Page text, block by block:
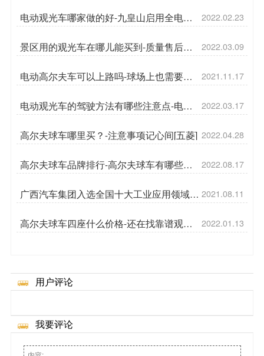
电动观光车哪家做的好-九皇山启用全电动
观光车[五菱]
2022.02.23
景区用的观光车在哪儿能买到-质量售后双
保障[五菱]
2022.03.09
电动高尔夫车可以上路吗-球场上也需要格
局[五菱]
2021.11.17
电动观光车的驾驶方法有哪些注意点-电动
观光车节能环保[五菱]
2022.03.17
高尔夫球车哪里买？-注意事项记心间[五菱] 2022.04.28
高尔夫球车品牌排行-高尔夫球车有哪些优
势呢[五菱]
2022.08.17
广西汽车集团入选全国十大工业应用领域区
块链优秀应用案例
2021.08.11
高尔夫球车四座什么价格-还在找靠谱观光
车？找我[五菱]
2022.01.13
用户评论
我要评论